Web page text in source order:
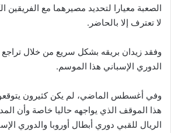
الصعبة معيارا لتحديد مصيرهما مع الفريقين
لا تعترف إلا بالحاضر.
وفقد زيدان بريقه بشكل سريع من خلال تراجع
الدوري الإسباني هذا الموسم.
وفي أغسطس الماضي، لم يكن كثيرون
هذا الموقف الذي يواجهه حاليا خاصة وأن
الريال للقبي دوري أبطال أوروبا والدوري